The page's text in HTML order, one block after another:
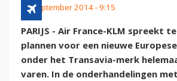
24 september 2014 - 9:15
PARIJS - Air France-KLM spreekt
plannen voor een nieuwe
onder het Transavia-merk
varen. In de onderhandelingen